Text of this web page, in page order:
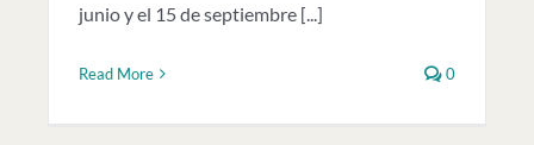
junio y el 15 de septiembre [...]
Read More 0